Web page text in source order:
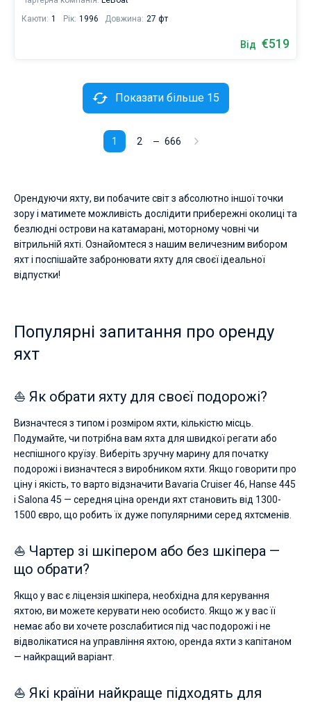
Каюти: 1 Рік: 1996 Довжина: 27 фт
Від €519
1 2 666
Показати більше 15
Орендуючи яхту, ви побачите світ з абсолютно іншої точки
зору і матимете можливість дослідити прибережні околиці та
безлюдні острови на катамарані, моторному човні чи
вітрильній яхті. Ознайомтеся з нашим величезним вибором
яхт і поспішайте забронювати яхту для своєї ідеальної
відпустки!
Популярні запитання про оренду
яхт
⛵ Як обрати яхту для своєї подорожі?
Визначтеся з типом і розміром яхти, кількістю місць.
Подумайте, чи потрібна вам яхта для швидкої регати або
неспішного круїзу. Виберіть зручну марину для початку
подорожі і визначтеся з виробником яхти. Якщо говорити про
ціну і якість, то варто відзначити Bavaria Cruiser 46, Hanse 445
і Salona 45 — середня ціна оренди яхт становить від 1300-
1500 євро, що робить їх дуже популярними серед яхтсменів.
⛵ Чартер зі шкіпером або без шкіпера —
що обрати?
Якщо у вас є ліцензія шкіпера, необхідна для керування
яхтою, ви можете керувати нею особисто. Якщо ж у вас її
немає або ви хочете розслабитися під час подорожі і не
відволікатися на управління яхтою, оренда яхти з капітаном
— найкращий варіант.
⛵ Які країни найкраще підходять для